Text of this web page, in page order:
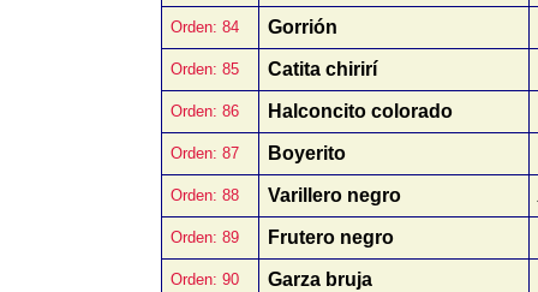
Orden: 84 Gorrión
Orden: 85 Catita chirirí
Orden: 86 Halconcito colorado
Orden: 87 Boyerito
Orden: 88 Varillero negro
Orden: 89 Frutero negro
Orden: 90 Garza bruja